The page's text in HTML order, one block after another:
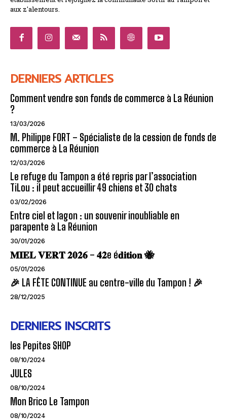
aux z'alentours.
DERNIERS ARTICLES
Comment vendre son fonds de commerce à La Réunion
?
13/03/2026
M. Philippe FORT – Spécialiste de la cession de fonds de
commerce à La Réunion
12/03/2026
Le refuge du Tampon a été repris par l’association
TiLou : il peut accueillir 49 chiens et 30 chats
03/02/2026
Entre ciel et lagon : un souvenir inoubliable en
parapente à La Réunion
30/01/2026
𝐌𝐈𝐄𝐋 𝐕𝐄𝐑𝐓 𝟐𝟎𝟐𝟔 – 𝟒𝟐e é𝐝𝐢𝐭𝐢𝐨𝐧 🐝
05/01/2026
🎉 LA FÊTE CONTINUE au centre-ville du Tampon ! 🎉
28/12/2025
DERNIERS INSCRITS
les Pepites SHOP
08/10/2024
JULES
08/10/2024
Mon Brico Le Tampon
08/10/2024